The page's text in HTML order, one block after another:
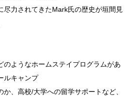
尽力されてきたMark氏の歴史が垣間見
のようなホームステイプログラムがあ
ルキャンプ
、高校/大学への留学サポートなど、